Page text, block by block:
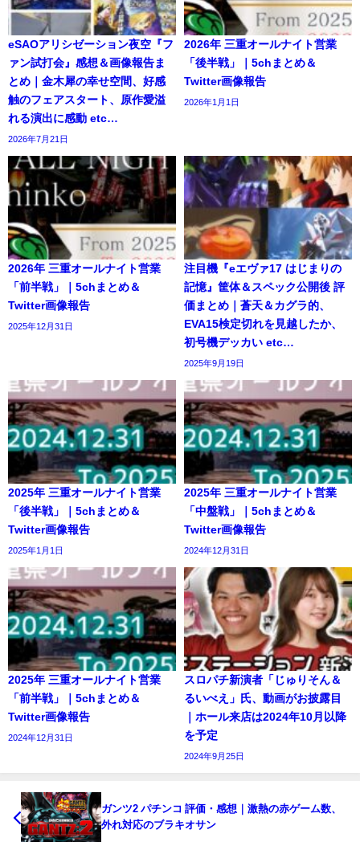
eSAOアリシゼーション夜空『フ
ァン試打会』感想＆画像報告ま
とめ｜金木犀の幸せ空間、好感
触のフェアスタート、原作愛溢
れる演出に感動 etc…
2026年7月21日
2026年 三重オールナイト営業
「後半戦」｜5chまとめ＆
Twitter画像報告
2026年1月1日
2026年 三重オールナイト営業
「前半戦」｜5chまとめ＆
Twitter画像報告
2025年12月31日
注目機『eエヴァ17 はじまりの
記憶』筐体＆スペック公開後 評
価まとめ｜蒼天＆カグラ的、
EVA15検定切れを見越したか、
初号機デッカい etc…
2025年9月19日
2025年 三重オールナイト営業
「後半戦」｜5chまとめ＆
Twitter画像報告
2025年1月1日
2025年 三重オールナイト営業
「中盤戦」｜5chまとめ＆
Twitter画像報告
2024年12月31日
2025年 三重オールナイト営業
「前半戦」｜5chまとめ＆
Twitter画像報告
2024年12月31日
スロパチ新演者「じゅりそん＆
るいべえ」氏、動画がお披露目
｜ホール来店は2024年10月以降
を予定
2024年9月25日
ガンツ2 パチンコ 評価・感想｜激熱の赤ゲーム数、
外れ対応のブラキオサン